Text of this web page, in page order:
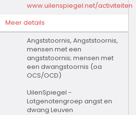
www.uilenspiegel.net/activiteiten
Meer details
Angststoornis, Angststoornis,
mensen met een
angststoornis; mensen met
een dwangstoornis (oa
OCS/OCD)
UilenSpiegel -
Lotgenotengroep angst en
dwang Leuven